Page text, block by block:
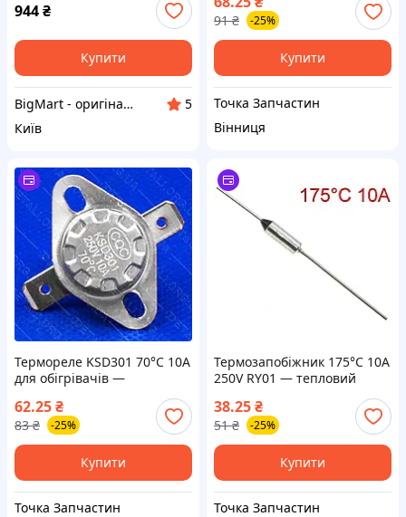
944₴
Купити
BigMart - оригінальні запчастини для побутової техніки та смартфонів
5
Київ
перегріву — біметалевий
термостат
91 ₴ -25%
Купити
Точка Запчастин
Вінниця
Термореле KSD301 70°C 10A
для обігрівачів —
62.25₴
83 ₴ -25%
Купити
Точка Запчастин
Термозапобіжник 175°C 10A
250V RY01 — тепловий
38.25₴
51 ₴ -25%
Купити
Точка Запчастин